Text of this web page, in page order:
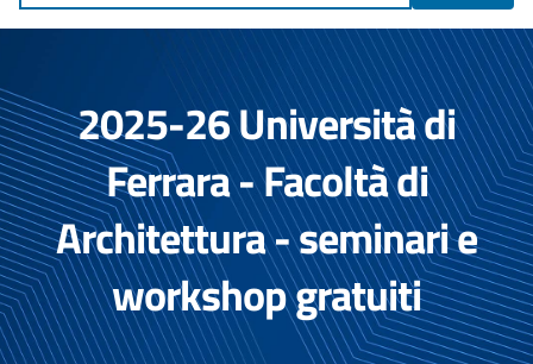
2025-26 Università di
Ferrara - Facoltà di
Architettura - seminari e
workshop gratuiti